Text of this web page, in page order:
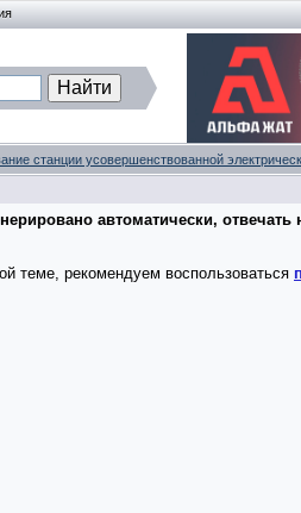
станции усовершенствованной
автоматически, отвечать
теме, рекомендуем воспользоваться